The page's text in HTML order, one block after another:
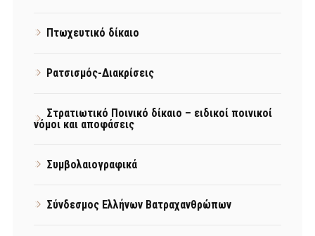
Πτωχευτικό δίκαιο
Ρατσισμός-Διακρίσεις
Στρατιωτικό Ποινικό δίκαιο – ειδικοί ποινικοί
νόμοι και αποφάσεις
Συμβολαιογραφικά
Σύνδεσμος Ελλήνων Βατραχανθρώπων